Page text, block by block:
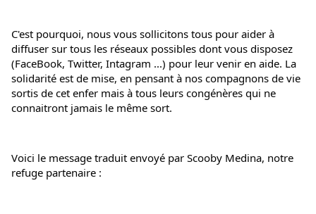
C'est pourquoi, nous vous sollicitons tous pour aider à
diffuser sur tous les réseaux possibles dont vous disposez
(FaceBook, Twitter, Intagram ...) pour leur venir en aide. La
solidarité est de mise, en pensant à nos compagnons de vie
sortis de cet enfer mais à tous leurs congénères qui ne
connaitront jamais le même sort.
Voici le message traduit envoyé par Scooby Medina, notre
refuge partenaire :